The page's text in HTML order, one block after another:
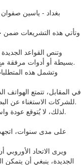
بغداد - ياسين صفوان
وتنص القواعد
بسيطة أو أدوات مرفقة مع الجهاز، كما تُلزم الشركات المصنعة بتوفير بطاريات بديلة لعدة سنوات بعد طرح المنتجات في الأسواق.
وتشمل هذه
للشركات الاستغناء عن البطاريات القابلة للاستبدال إذا استوفت أجهزتها معايير معينة للمتانة وكفاءة البطارية ومقاومة الماء والغبار.
لذلك، لا يُتوقع عودة واسعة النطاق إلى الهواتف التي تسمح بإزالة البطارية مباشرة كما كان الحال في الهواتف التقليدية القديمة.
على مدى سنوات،
ويرى الاتحاد
الجديدة، ينبغي أن